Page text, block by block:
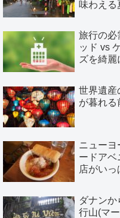
味わえる
旅行の必
ッド vs
ズを綺麗
世界遺産
が暮れる
ニューヨ
ードアベ
店がいっ
ダナン
行山(マ